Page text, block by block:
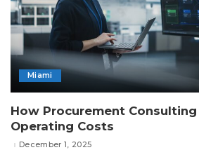
Miami
How Procurement Consulting
Operating Costs
December 1, 2025